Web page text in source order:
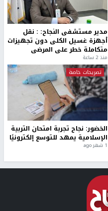
مدير مستشفى النجاح: : نقل
أجهزة غسيل الكلى دون تجهيزات
متكاملة خطر على المرضى
منذ 2 ساعة
تصريحات خاصة
الخضور: نجاح تجربة امتحان التربية
الإسلامية يمهد للتوسع إلكترونيًا
1 شهر ago